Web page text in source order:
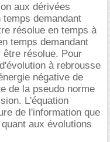
aux dérivées
demandant
résolue en temps à
temps demandant
être résolue. Pour
à rebrousse
négative de
de la pseudo norme
L'équation
de l'information que
aux évolutions